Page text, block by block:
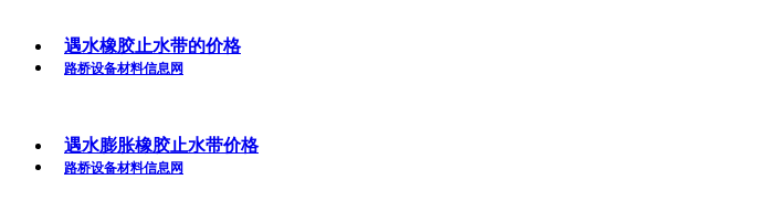
遇水橡胶止水带的价格
路桥设备材料信息网
遇水膨胀橡胶止水带价格
路桥设备材料信息网